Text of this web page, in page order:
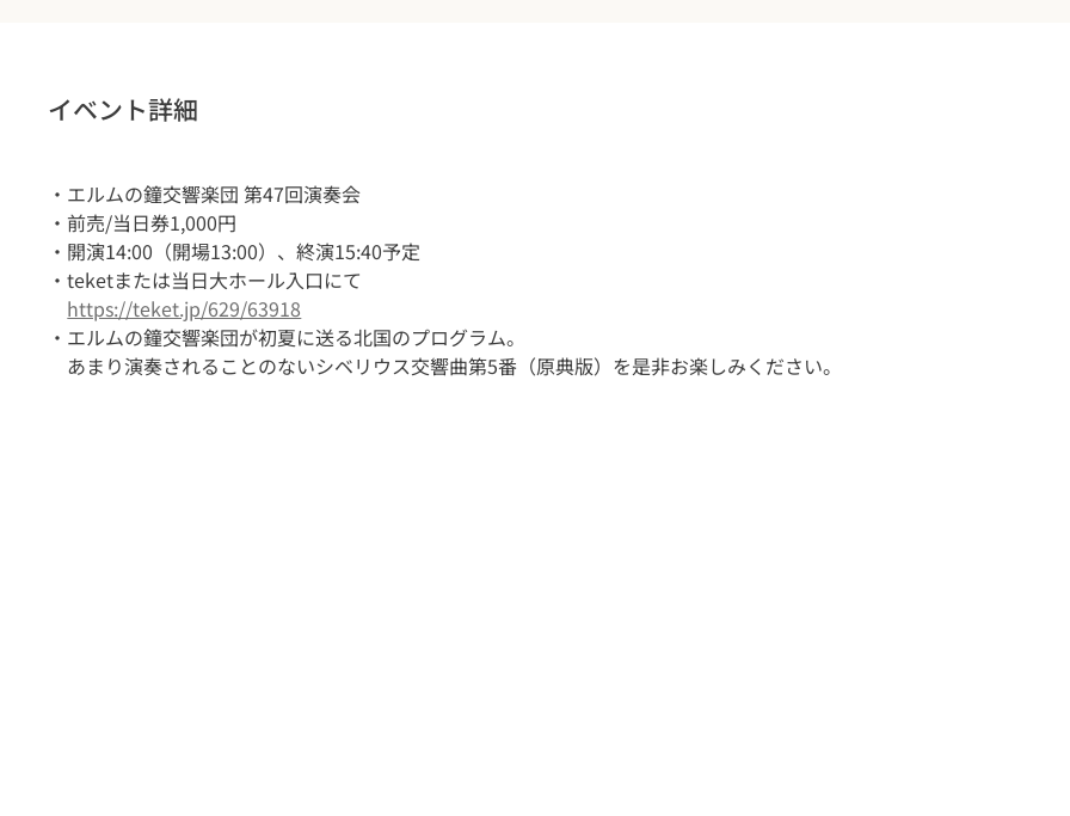
イベント詳細
・エルムの鐘交響楽団 第47回演奏会
・前売/当日券1,000円
・開演14:00（開場13:00）、終演15:40予定
・teketまたは当日大ホール入口にて
https://teket.jp/629/63918
・エルムの鐘交響楽団が初夏に送る北国のプログラム。
あまり演奏されることのないシベリウス交響曲第5番（原典版）を是非お楽しみください。